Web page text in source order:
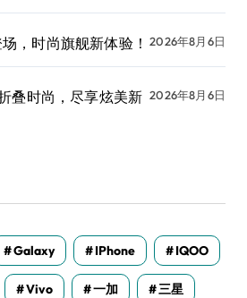
，时尚旗舰新体验！ 2026年8月6日
叠时尚，尽享炫美新 2026年8月6日
Galaxy IPhone IQOO
Vivo 一加 三星